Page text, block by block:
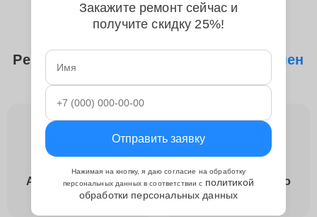
Ремонтируем следующие модели
Замен
Apple MacBook Pro
14 M3 2023
Apple MacBook Pro
14 M3 Pro 2023
Закажите ремонт сейчас и
получите скидку 25%!
Отправить заявку
Нажимая на кнопку, я даю согласие на обработку
персональных данных в соответствии с политикой
обработки персональных данных